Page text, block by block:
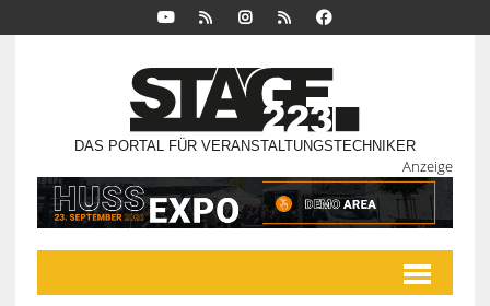
DAS PORTAL FÜR VERANSTALTUNGSTECHNIKER
Anzeige